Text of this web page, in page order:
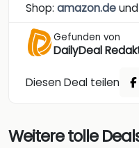
Shop: amazon.deund
Gefunden von
DailyDeal
Diesen Deal teilen
Weitere tolle